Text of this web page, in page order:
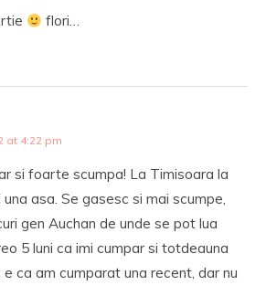
flori…
at 4:22 pm
si foarte scumpa! La Timisoara la
asa. Se gasesc si mai scumpe,
gen Auchan de unde se pot lua
5 luni ca imi cumpar si totdeauna
ca am cumparat una recent, dar nu